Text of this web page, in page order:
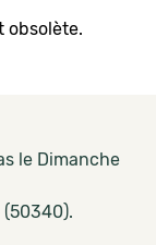
obsolète.
le Dimanche